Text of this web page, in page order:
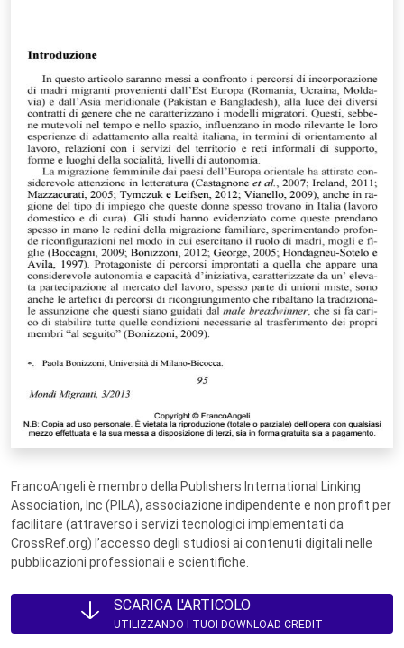
FrancoAngeli è membro della Publishers International Linking
Association, Inc (PILA), associazione indipendente e non profit per
facilitare (attraverso i servizi tecnologici implementati da
CrossRef.org) l’accesso degli studiosi ai contenuti digitali nelle
pubblicazioni professionali e scientifiche.
SCARICA L'ARTICOLO
UTILIZZANDO I TUOI DOWNLOAD CREDIT